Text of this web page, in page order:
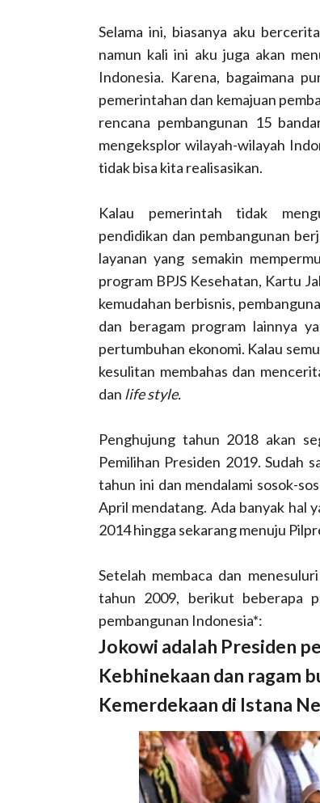
Selama ini, biasanya aku
namun kali ini aku juga akan
Indonesia. Karena, bagaimana
pemerintahan dan kemajuan
rencana pembangunan 15
mengeksplor wilayah-wilayah
tidak bisa kita realisasikan.
Kalau pemerintah tidak
pendidikan dan pembangunan
layanan yang semakin
program BPJS Kesehatan, Kartu
kemudahan berbisnis,
dan beragam program lainnya
pertumbuhan ekonomi. Kalau
kesulitan membahas dan
dan life style.
Penghujung tahun 2018 akan
Pemilihan Presiden 2019. Sudah
tahun ini dan mendalami sosok-
April mendatang. Ada banyak hal
2014 hingga sekarang menuju
Setelah membaca dan
tahun 2009, berikut beberapa
pembangunan Indonesia*:
Jokowi adalah Presiden
Kebhinekaan dan ragam
Kemerdekaan di Istana